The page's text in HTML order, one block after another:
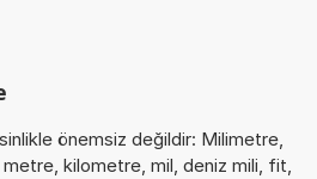
önemsiz değildir: Milimetre,
kilometre, mil, deniz mili, fit,